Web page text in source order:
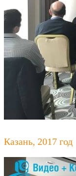
Казань, 2017 год